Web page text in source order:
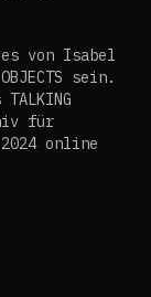
von Isabel
sein.
für
online